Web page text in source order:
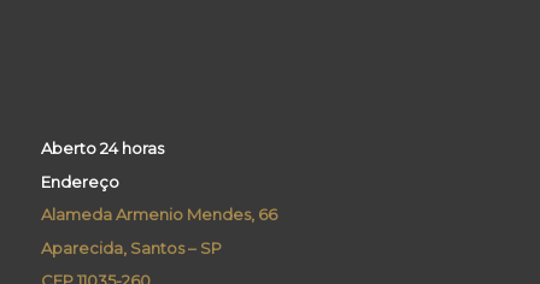
Aberto 24 horas
Endereço
Alameda Armenio Mendes, 66
Aparecida, Santos – SP